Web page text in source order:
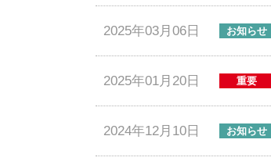
2025年03月06日 お知らせ
2025年01月20日 重要
2024年12月10日 お知らせ